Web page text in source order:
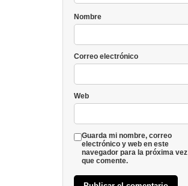
Nombre
Correo electrónico
Web
Guarda mi nombre, correo
electrónico y web en este
navegador para la próxima vez
que comente.